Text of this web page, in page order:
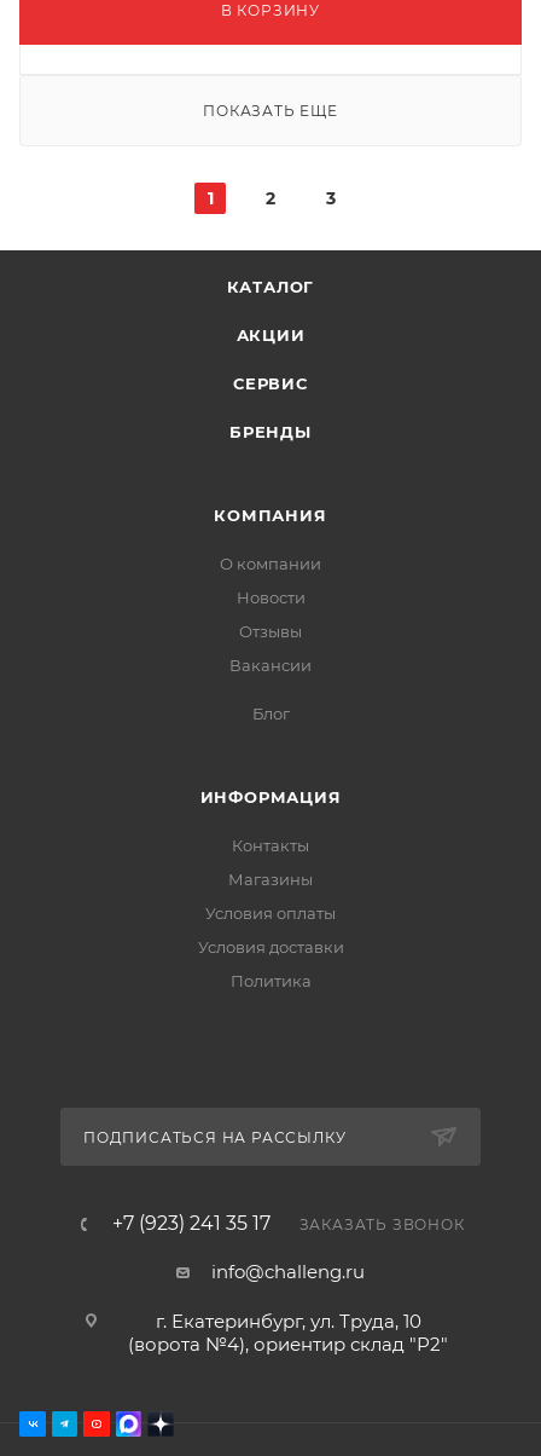
В КОРЗИНУ
ПОКАЗАТЬ ЕЩЕ
1 2 3
КАТАЛОГ
АКЦИИ
СЕРВИС
БРЕНДЫ
КОМПАНИЯ
О компании
Новости
Отзывы
Вакансии
Блог
ИНФОРМАЦИЯ
Контакты
Магазины
Условия оплаты
Условия доставки
Политика
ПОДПИСАТЬСЯ НА РАССЫЛКУ
+7 (923) 241 35 17 ЗАКАЗАТЬ ЗВОНОК
info@challeng.ru
г. Екатеринбург, ул. Труда, 10
(ворота №4), ориентир склад "Р2"